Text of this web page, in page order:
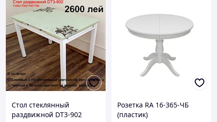
Стол стеклянный
раздвижной DT3-902
Розетка RA 16-365-ЧБ
(пластик)